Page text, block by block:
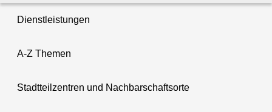
Dienstleistungen
A-Z Themen
Stadtteilzentren und Nachbarschaftsorte